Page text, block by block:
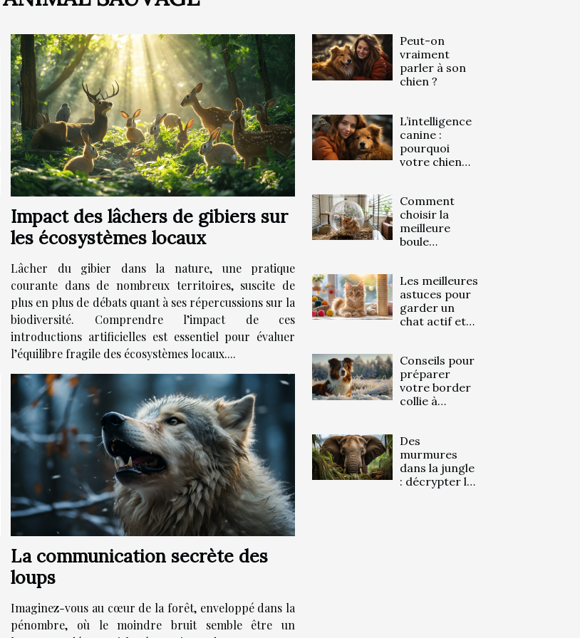
Impact des lâchers de gibiers sur
les écosystèmes locaux
Lâcher du gibier dans la nature, une pratique
courante dans de nombreux territoires, suscite de
plus en plus de débats quant à ses répercussions sur la
biodiversité. Comprendre l’impact de ces
introductions artificielles est essentiel pour évaluer
l’équilibre fragile des écosystèmes locaux....
La communication secrète des
loups
Imaginez-vous au cœur de la forêt, enveloppé dans la
pénombre, où le moindre bruit semble être un
Peut-on
vraiment
parler à son
chien ?
L’intelligence
canine :
pourquoi
votre chien
?
Comment
choisir la
meilleure
boule
hamster ?
Les meilleures
astuces pour
garder un
chat actif et
Conseils pour
préparer
votre border
collie à
Des
murmures
dans la jungle
: décrypter le